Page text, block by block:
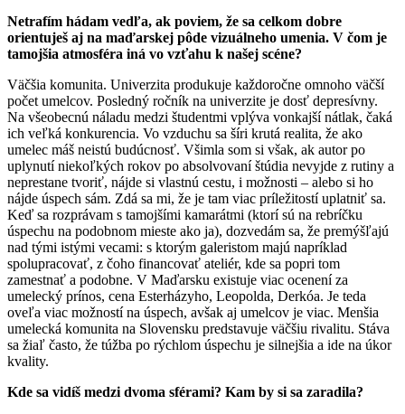
Netrafím hádam vedľa, ak poviem, že sa celkom dobre
orientuješ aj na maďarskej pôde vizuálneho umenia. V čom je
tamojšia atmosféra iná vo vzťahu k našej scéne?
Väčšia komunita. Univerzita produkuje každoročne omnoho väčší
počet umelcov. Posledný ročník na univerzite je dosť depresívny.
Na všeobecnú náladu medzi študentmi vplýva vonkajší nátlak, čaká
ich veľká konkurencia. Vo vzduchu sa šíri krutá realita, že ako
umelec máš neistú budúcnosť. Všimla som si však, ak autor po
uplynutí niekoľkých rokov po absolvovaní štúdia nevyjde z rutiny a
neprestane tvoriť, nájde si vlastnú cestu, i možnosti – alebo si ho
nájde úspech sám. Zdá sa mi, že je tam viac príležitostí uplatniť sa.
Keď sa rozprávam s tamojšími kamarátmi (ktorí sú na rebríčku
úspechu na podobnom mieste ako ja), dozvedám sa, že premýšľajú
nad tými istými vecami: s ktorým galeristom majú napríklad
spolupracovať, z čoho financovať ateliér, kde sa popri tom
zamestnať a podobne. V Maďarsku existuje viac ocenení za
umelecký prínos, cena Esterházyho, Leopolda, Derkóa. Je teda
oveľa viac možností na úspech, avšak aj umelcov je viac. Menšia
umelecká komunita na Slovensku predstavuje väčšiu rivalitu. Stáva
sa žiaľ často, že túžba po rýchlom úspechu je silnejšia a ide na úkor
kvality.
Kde sa vidíš medzi dvoma sférami? Kam by si sa zaradila?